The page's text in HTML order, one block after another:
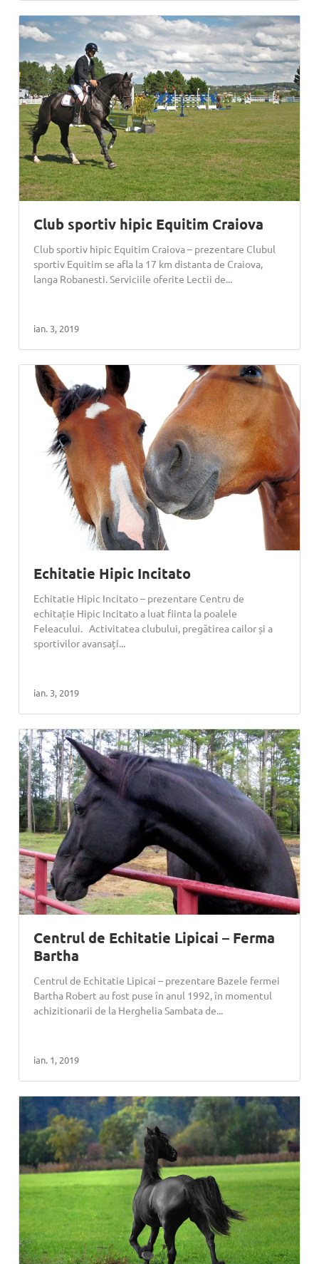
Club sportiv hipic Equitim Craiova
Club sportiv hipic Equitim Craiova – prezentare Clubul
sportiv Equitim se afla la 17 km distanta de Craiova,
langa Robanesti. Serviciile oferite Lectii de...
ian. 3, 2019
Echitatie Hipic Incitato
Echitatie Hipic Incitato – prezentare Centru de
echitație Hipic Incitato a luat fiinta la poalele
Feleacului. Activitatea clubului, pregătirea cailor și a
sportivilor avansați...
ian. 3, 2019
Centrul de Echitatie Lipicai – Ferma
Bartha
Centrul de Echitatie Lipicai – prezentare Bazele fermei
Bartha Robert au fost puse în anul 1992, în momentul
achizitionarii de la Herghelia Sambata de...
ian. 1, 2019